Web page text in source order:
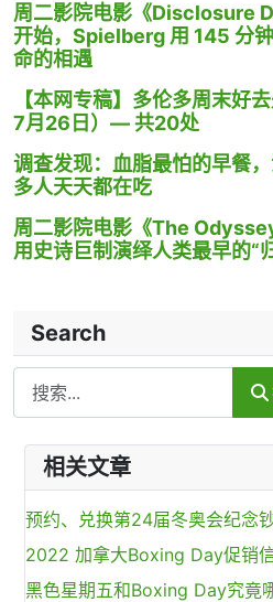
周二影院电影《Disclosure
开始，Spielberg 用 145 分
命的相遇
【本网专稿】多伦多周末好
7月26日）— 共20处
调查发现：血脂最怕的早餐
多人天天都在吃
周二影院电影《The
用史诗巨制演绎人类最早的“
Search
Search
相关文章
预约、兑换第24届冬奥会纪念
2022 加拿大Boxing Day促销
黑色星期五和Boxing Day究竟